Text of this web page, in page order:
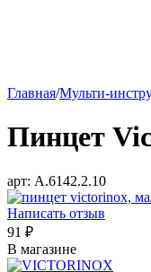
Главная/Мульти-
Пинцет
арт: A.6142.2.10
Написать отзыв
91 ₽
В магазине